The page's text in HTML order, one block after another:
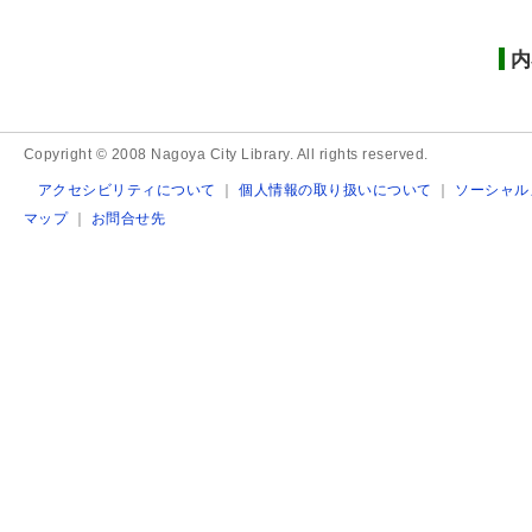
Copyright © 2008 Nagoya City Library. All rights reserved.
アクセシビリティについて ｜個人情報の取り扱いについて ｜ ソーシャ
マップ｜ お問合せ先